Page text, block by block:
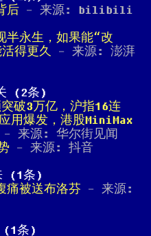
后 - 来源: bilibili
半永生，如果能“改
得更久 - 来源: 澎湃
(2条)
破3万亿，沪指16连
用爆发，港股MiniMax
- 来源: 华尔街见闻
- 来源: 抖音
(1条)
痛被送布洛芬 - 来源:
(1条)